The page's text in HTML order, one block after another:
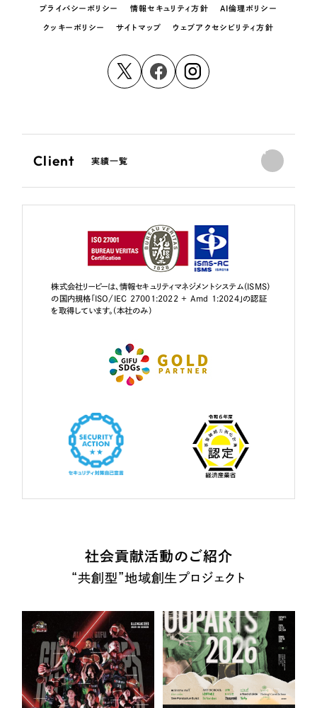
プライバシーポリシー 情報セキュリティ方針 AI倫理ポリシー
クッキーポリシー サイトマップ ウェブアクセシビリティ方針
Client 実績一覧
株式会社リーピーは、情報セキュリティマネジメントシステム（ISMS）
の国内規格「ISO/IEC 27001:2022 + Amd 1:2024」の認証
を取得しています。（本社のみ）
社会貢献活動のご紹介
“共創型”地域創生プロジェクト